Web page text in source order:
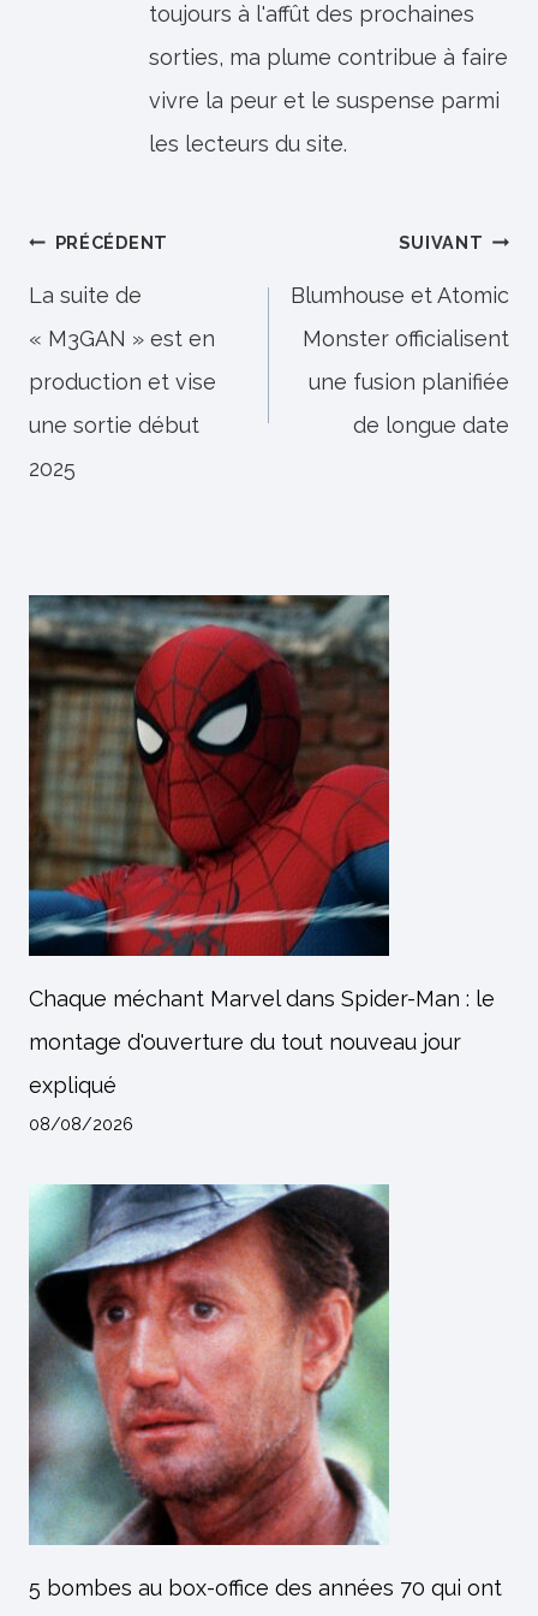
toujours à l'affût des prochaines
sorties, ma plume contribue à faire
vivre la peur et le suspense parmi
les lecteurs du site.
Navigation
de
l’article
PRÉCÉDENT
La suite de
« M3GAN » est en
production et vise
une sortie début
2025
SUIVANT
Blumhouse et Atomic
Monster officialisent
une fusion planifiée
de longue date
Chaque méchant Marvel dans Spider-Man : le
montage d'ouverture du tout nouveau jour
expliqué
08/08/2026
5 bombes au box-office des années 70 qui ont